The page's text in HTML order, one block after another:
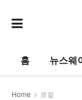
홈 뉴스웨
Home 로컬